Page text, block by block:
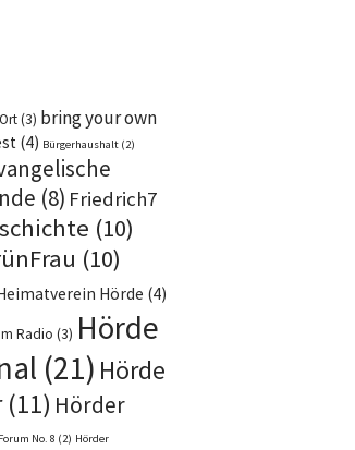
(3) bring your own
(4) Bürgerhaushalt (2)
(8) Friedrich7
(10)
(10)
Hörde (4)
Radio (3) Hörde
(21) Hörde
(11) Hörder
No. 8 (2) Hörder